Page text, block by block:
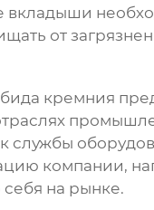
от
кремния
компании,
на рынке.